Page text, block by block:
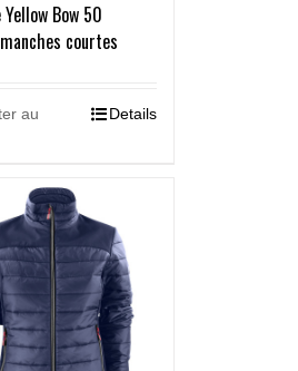
Bow 50
courtes
au
Details